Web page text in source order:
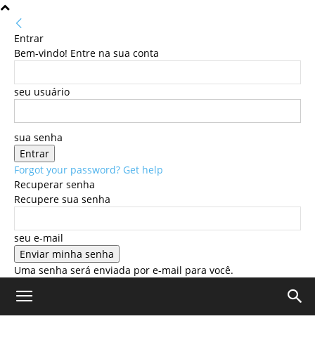
Entrar
Bem-vindo! Entre na sua conta
seu usuário
sua senha
Forgot your password? Get help
Recuperar senha
Recupere sua senha
seu e-mail
Uma senha será enviada por e-mail para você.